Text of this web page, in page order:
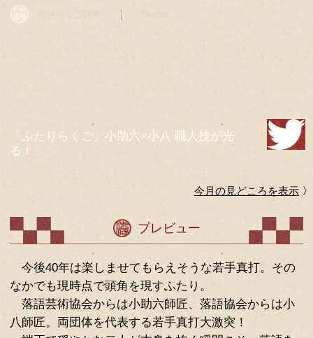
渋谷らくごTOP
「ふたりらくご」小助六×小八 職人技
る！
今月
プレビュー